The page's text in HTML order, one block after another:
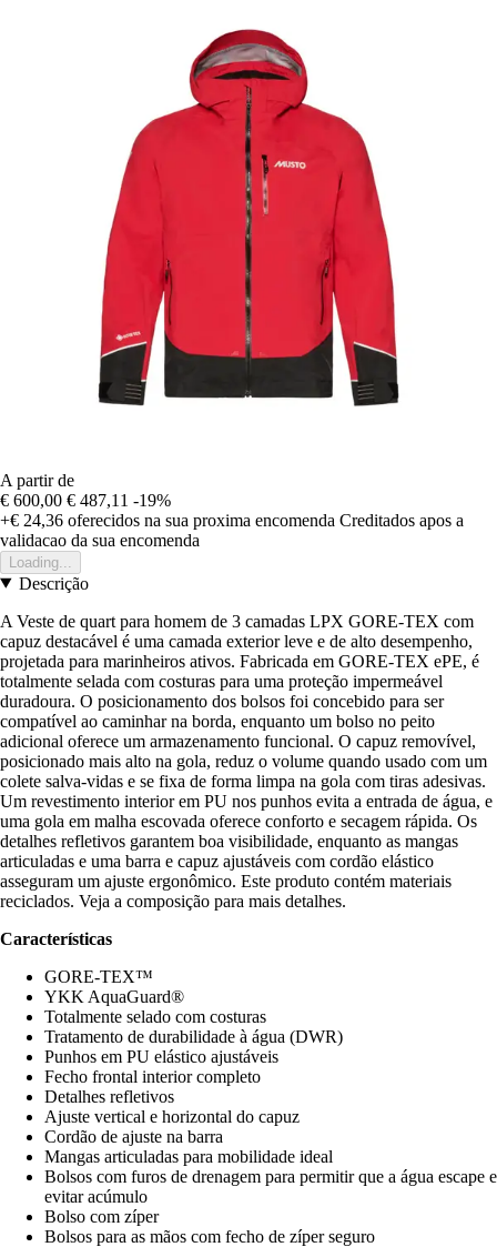
A partir de
€ 600,00 € 487,11 -19%
+€ 24,36 oferecidos na sua proxima encomenda Creditados apos a
validacao da sua encomenda
Loading...
Descrição
A Veste de quart para homem de 3 camadas LPX GORE-TEX com
capuz destacável é uma camada exterior leve e de alto desempenho,
projetada para marinheiros ativos. Fabricada em GORE-TEX ePE, é
totalmente selada com costuras para uma proteção impermeável
duradoura. O posicionamento dos bolsos foi concebido para ser
compatível ao caminhar na borda, enquanto um bolso no peito
adicional oferece um armazenamento funcional. O capuz removível,
posicionado mais alto na gola, reduz o volume quando usado com um
colete salva-vidas e se fixa de forma limpa na gola com tiras adesivas.
Um revestimento interior em PU nos punhos evita a entrada de água, e
uma gola em malha escovada oferece conforto e secagem rápida. Os
detalhes refletivos garantem boa visibilidade, enquanto as mangas
articuladas e uma barra e capuz ajustáveis com cordão elástico
asseguram um ajuste ergonômico. Este produto contém materiais
reciclados. Veja a composição para mais detalhes.
Características
GORE-TEX™
YKK AquaGuard®
Totalmente selado com costuras
Tratamento de durabilidade à água (DWR)
Punhos em PU elástico ajustáveis
Fecho frontal interior completo
Detalhes refletivos
Ajuste vertical e horizontal do capuz
Cordão de ajuste na barra
Mangas articuladas para mobilidade ideal
Bolsos com furos de drenagem para permitir que a água escape e
evitar acúmulo
Bolso com zíper
Bolsos para as mãos com fecho de zíper seguro